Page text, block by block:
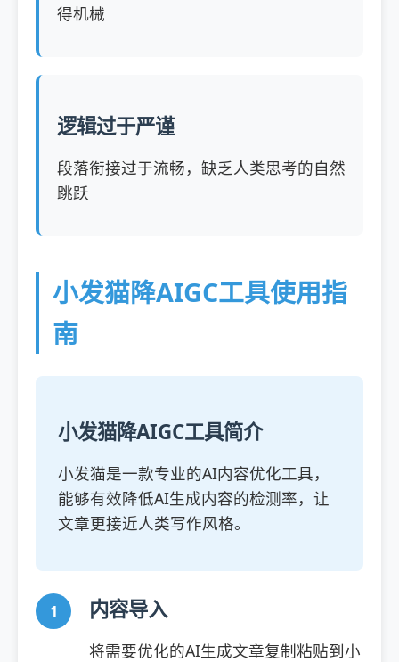
得机械
逻辑过于严谨
段落衔接过于流畅，缺乏人类思考的自然
跳跃
小发猫降AIGC工具使用指
南
小发猫降AIGC工具简介
小发猫是一款专业的AI内容优化工具，
能够有效降低AI生成内容的检测率，让
文章更接近人类写作风格。
内容导入
将需要优化的AI生成文章复制粘贴到小